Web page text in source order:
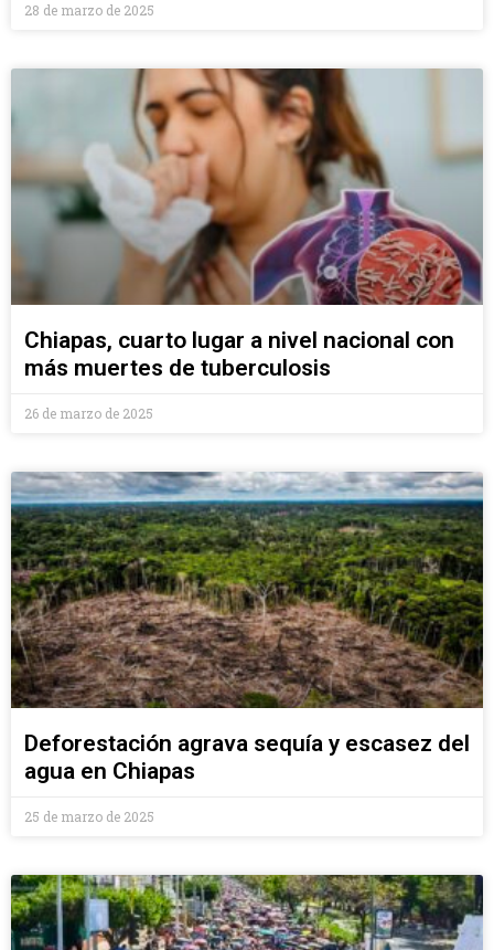
28 de marzo de 2025
Chiapas, cuarto lugar a nivel nacional con
más muertes de tuberculosis
26 de marzo de 2025
Deforestación agrava sequía y escasez del
agua en Chiapas
25 de marzo de 2025